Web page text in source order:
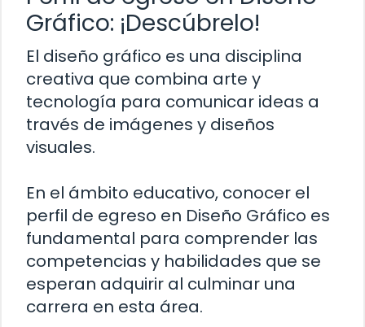
Gráfico: ¡Descúbrelo!
El diseño gráfico es una disciplina
creativa que combina arte y
tecnología para comunicar ideas a
través de imágenes y diseños
visuales.
En el ámbito educativo, conocer el
perfil de egreso en Diseño Gráfico es
fundamental para comprender las
competencias y habilidades que se
esperan adquirir al culminar una
carrera en esta área.